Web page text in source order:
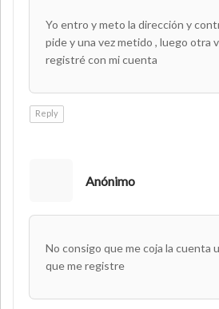
Yo entro y meto la dirección y
pide y una vez metido , luego otra
registré con mi cuenta
Reply
Anónimo
No consigo que me coja la cuenta
que me registre